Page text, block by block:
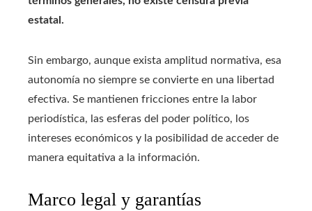
estatal.
Sin embargo, aunque exista amplitud normativa, esa
autonomía no siempre se convierte en una libertad
efectiva. Se mantienen fricciones entre la labor
periodística, las esferas del poder político, los
intereses económicos y la posibilidad de acceder de
manera equitativa a la información.
Marco legal y garantías